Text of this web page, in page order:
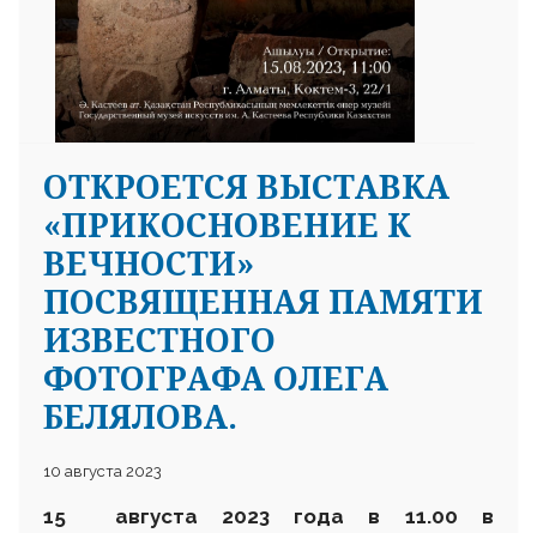
ОТКРОЕТСЯ ВЫСТАВКА
«ПРИКОСНОВЕНИЕ К
ВЕЧНОСТИ»
ПОСВЯЩЕННАЯ ПАМЯТИ
ИЗВЕСТНОГО
ФОТОГРАФА ОЛЕГА
БЕЛЯЛОВА.
10 августа 2023
15 августа 2023 года в 11.00 в